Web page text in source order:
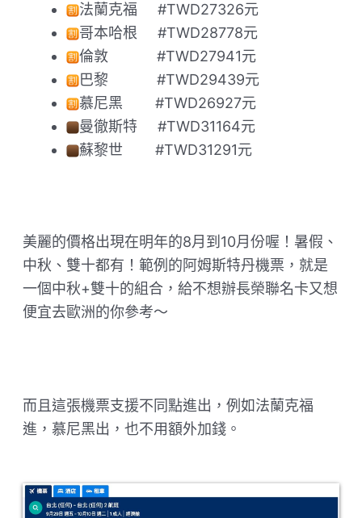
法蘭克福 ​ ​ ​ ​ #TWD27326元
哥本哈根 ​ ​ ​ ​ #TWD28778元
倫敦 ​ ​ ​ ​ ​ ​ ​ ​ ​ ​ ​ #TWD27941元
巴黎 ​ ​ ​ ​ ​ ​ ​ ​ ​ ​ ​ #TWD29439元
慕尼黑 ​ ​ ​ ​ ​ ​ ​ #TWD26927元
曼徹斯特 ​ ​ ​ ​ #TWD31164元
蘇黎世 ​ ​ ​ ​ ​ ​ ​ #TWD31291元
美麗的價格出現在明年的8月到10月份喔！暑假、
中秋、雙十都有！範例的阿姆斯特丹機票，就是
一個中秋+雙十的組合，給不想辦長榮聯名卡又想
便宜去歐洲的你參考～
而且這張機票支援不同點進出，例如法蘭克福
進，慕尼黑出，也不用額外加錢。